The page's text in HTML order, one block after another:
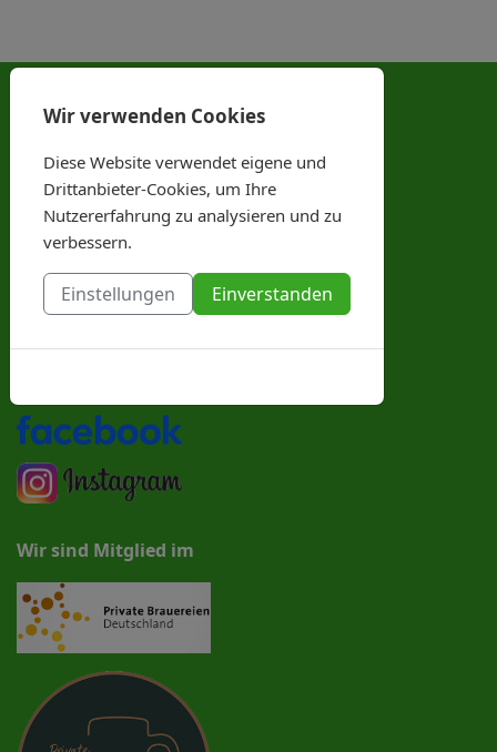
Dominikanerinnenstr. 2-3
93186 Adlersberg
Tel. Nr.: 09404 1822
proesslbraeu@t-online.de
Wir sind Mitglied im
Wir verwenden Cookies
Diese Website verwendet eigene und
Drittanbieter-Cookies, um Ihre
Nutzererfahrung zu analysieren und zu
verbessern.
Einstellungen Einverstanden